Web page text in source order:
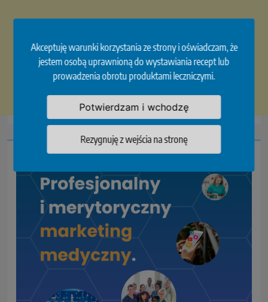
Akceptuję warunki korzystania ze strony i oświadczam, że
jestem osobą uprawnioną do wystawiania recept lub
prowadzenia obrotu produktami leczniczymi.
Potwierdzam i wchodzę
Rezygnuję z wejścia na stronę